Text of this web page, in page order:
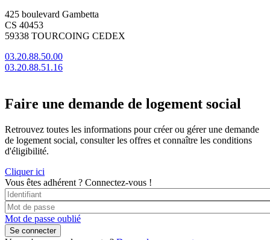
425 boulevard Gambetta
CS 40453
59338 TOURCOING CEDEX
03.20.88.50.00
03.20.88.51.16
Faire une demande de logement social
Retrouvez toutes les informations pour créer ou gérer une demande
de logement social, consulter les offres et connaître les conditions
d'éligibilité.
Cliquer ici
Vous êtes adhérent ? Connectez-vous !
Mot de passe oublié